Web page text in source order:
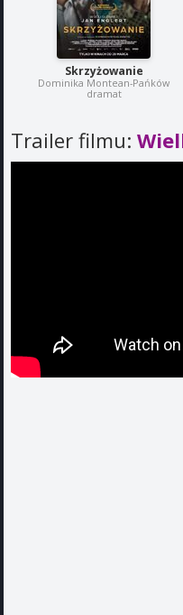
Skrzyżowanie
Dominika Montean-Pańków
dramat
Trailer filmu: